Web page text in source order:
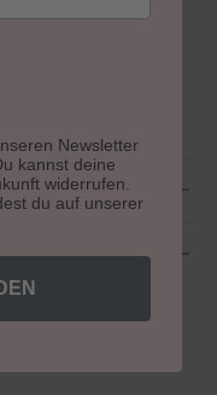
Manicure
Hand
Newsletter
kannst deine
widerrufen.
du auf unserer